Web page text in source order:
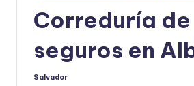
Correduría de
seguros en
Publicado
Salvador